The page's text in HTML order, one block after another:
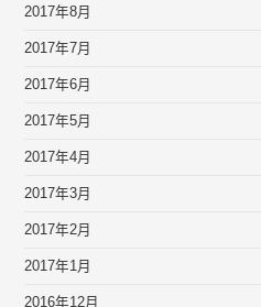
2017年8月
2017年7月
2017年6月
2017年5月
2017年4月
2017年3月
2017年2月
2017年1月
2016年12月